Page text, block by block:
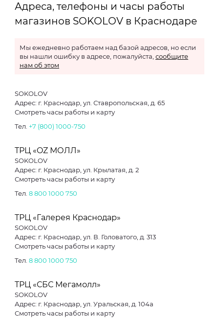
Адреса, телефоны и часы работы
магазинов SOKOLOV в Краснодаре
Мы ежедневно работаем над базой адресов, но если
вы нашли ошибку в адресе, пожалуйста, сообщите
нам об этом
SOKOLOV
Адрес: г. Краснодар, ул. Ставропольская, д. 65
Смотреть часы работы и карту
Тел. +7 (800) 1000-750
ТРЦ «OZ МОЛЛ»
SOKOLOV
Адрес: г. Краснодар, ул. Крылатая, д. 2
Смотреть часы работы и карту
Тел. 8 800 1000 750
ТРЦ «Галерея Краснодар»
SOKOLOV
Адрес: г. Краснодар, ул. В. Головатого, д. 313
Смотреть часы работы и карту
Тел. 8 800 1000 750
ТРЦ «СБС Мегамолл»
SOKOLOV
Адрес: г. Краснодар, ул. Уральская, д. 104а
Смотреть часы работы и карту